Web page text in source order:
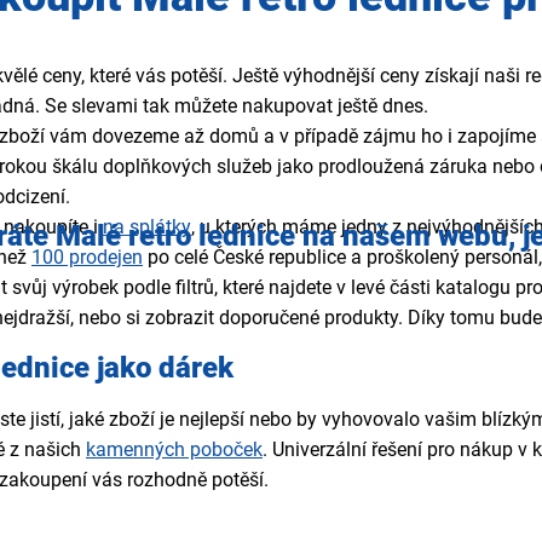
ceny, které vás potěší. Ještě výhodnější ceny získají naši
Se slevami tak můžete nakupovat ještě dnes.
vám dovezeme až domů a v případě zájmu ho i
škálu doplňkových služeb jako prodloužená záruka
nakoupíte ina splátky, u kterých máme jedny z
100 prodejen po celé České republice a proškolený
Malé retro lednicena našem webu,
svůj výrobek podle filtrů, které najdete v levé části katalogu
nebo si zobrazit doporučené produkty. Díky tomu
jako dárek
jistí, jaké zboží je nejlepší nebo by vyhovovalo vašim
z našich kamenných poboček. Univerzální řešení pro nákup v
vás rozhodně potěší.